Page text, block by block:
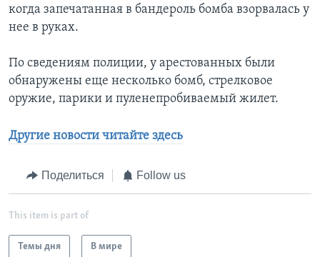
когда запечатанная в бандероль бомба взорвалась у
нее в руках.
По сведениям полиции, у арестованных были
обнаружены еще несколько бомб, стрелковое
оружие, парики и пуленепробиваемый жилет.
Другие новости читайте здесь
Поделиться Follow us
This item is part of
Темы дня В мире